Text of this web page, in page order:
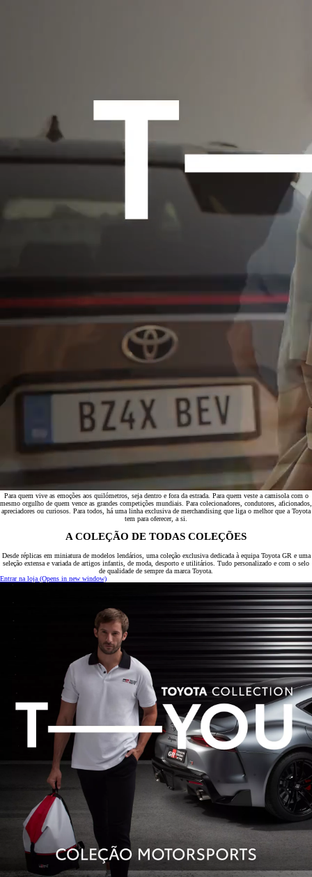
Para quem vive as emoções aos quilómetros, seja dentro e fora da estrada. Para quem veste a camisola com o
mesmo orgulho de quem vence as grandes competições mundiais. Para colecionadores, condutores, aficionados,
apreciadores ou curiosos. Para todos, há uma linha exclusiva de merchandising que liga o melhor que a Toyota
tem para oferecer, a si.
A COLEÇÃO DE TODAS COLEÇÕES
Desde réplicas em miniatura de modelos lendários, uma coleção exclusiva dedicada à equipa Toyota GR e uma
seleção extensa e variada de artigos infantis, de moda, desporto e utilitários. Tudo personalizado e com o selo
de qualidade de sempre da marca Toyota.
Entrar na loja (Opens in new window)